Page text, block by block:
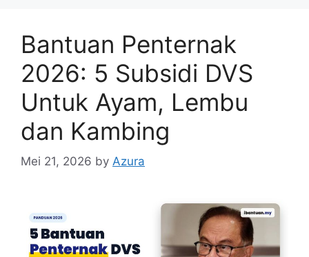
Bantuan Penternak
2026: 5 Subsidi DVS
Untuk Ayam, Lembu
dan Kambing
Mei 21, 2026 by Azura